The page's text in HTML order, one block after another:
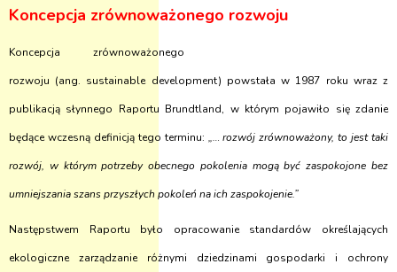
Koncepcja zrównoważonego rozwoju
Koncepcja zrównoważonego
rozwoju (ang. sustainable development) powstała w 1987 roku wraz z
publikacją słynnego Raportu Brundtland, w którym pojawiło się zdanie
będące wczesną definicją tego terminu: „… rozwój zrównoważony, to jest taki
rozwój, w którym potrzeby obecnego pokolenia mogą być zaspokojone bez
umniejszania szans przyszłych pokoleń na ich zaspokojenie.”
Następstwem Raportu było opracowanie standardów określających
ekologiczne zarządzanie różnymi dziedzinami gospodarki i ochrony